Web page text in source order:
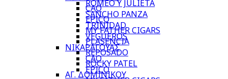
CAO
EPICO
MY FATHER CIGARS
PLASENCIA
REPOSADO
ROCKY PATEL
ΑΓ. ΔΟΜΙΝΙΚΟΥ
ROMEO Y JULIETA
SANCHO PANZA
TRINIDAD
VEGUEROS
ΝΙΚΑΡΑΓΟΥΑΣ
CAO
EPICO